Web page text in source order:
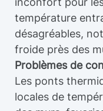
température
désagréables,
froide près des
Problèmes de
Les ponts
locales de